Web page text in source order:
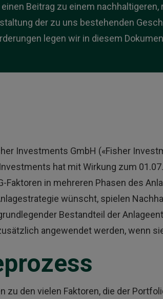
Beitrag zu einem
der zu uns bestehenden
legen wir in diesem
Investments GmbH («Fisher
hat mit Wirkung zum
Faktoren in mehreren Phasen des
wünscht, spielen
Bestandteil der
angewendet werden, wenn
zu den vielen Faktoren, die der